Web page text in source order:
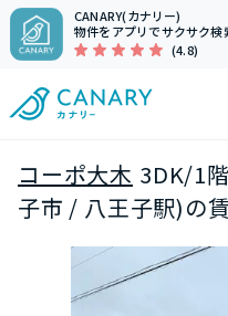
CANARY(カナリー)
物件をアプリでサクサク検
(4.8)
コーポ大木 3DK/1
子市 / 八王子駅)の